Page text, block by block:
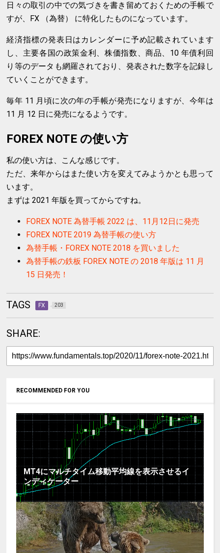
日々の取引の中での気づきを書き留めておくための手帳で
すが、FX （為替） に特化したものになっています。
経済指標の発表日はカレンダーに予め記載されています
し、主要各国の政策金利、株価指数、商品、10 年債利回
り等のデータも網羅されており、発表された数字を記録し
ていくことができます。
毎年 11 月頃に次の年の手帳が発売になりますが、今年は
11 月 12 日に発売になるようです。
FOREX NOTE の使い方
私の使い方は、こんな感じです。
ただ、来年からはまた使い方を変えてみようかとも思って
います。
まずは 2021 年版を買ってからですね。
FOREX NOTE 為替手帳 2022 は、11月12日に発売
FOREX NOTE 2019 為替手帳の使い方
為替手帳・FOREX NOTE 2018 を買いました
為替手帳の鉄板 FOREX NOTE の 2018 年版は 11 月
15 日発売！
TAGS FX 203
SHARE:
RECOMMENDED FOR YOU
MT4にマルチタイム移動平均線を表示させるイ
ンディケーター